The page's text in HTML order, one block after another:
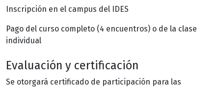
Inscripción en el campus del IDES
Pago del curso completo (4 encuentros) o de la clase
individual
Evaluación y certificación
Se otorgará certificado de participación para las